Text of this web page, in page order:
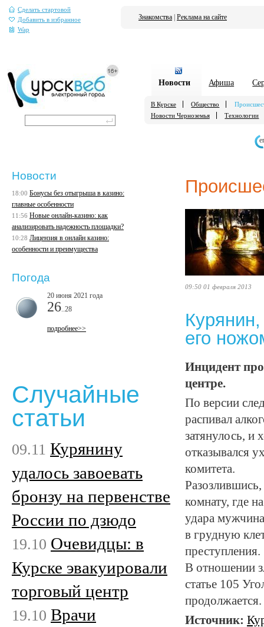
Сделать стартовой
Добавить в избранное
Wap
Знакомства Реклама на сайте
Новости Афиша
В Курске Общество
Новости Черноземья
Технологии
09:50 01 февраля 2013
его
Инцидент
центре.
По версии
распивал
затянулось, и
отказывался
комитета.
комнату, где
удара
в грудную
преступления.
В отношении
статье 105
продолжается.
Источник:
Новости
18:00 Бонусы без отыгрыша в казино:
главные особенности
11:56 Новые онлайн-казино: как
анализировать надежность площадки?
10:28 Лицензия в онлайн казино:
особенности и преимущества
Погода
20 июня 2021 года
26 ..28
подробнее>>
Случайные
статьи
09.11 Курянину
удалось завоевать
бронзу на первенстве
России по дзюдо
19.10 Очевидцы: в
Курске эвакуировали
торговый центр
19.10 Врачи